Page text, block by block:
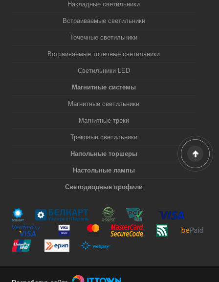
Накладные светильники
Встраиваемые светильники
Точечные светильники
Встраиваемые точечные светильники
Светильники LED
Магнитные системы
Магнитные светильники
Магнитные треки
Трековые светильники
Напольные торшеры
Настольные лампы
Светодиодные профили